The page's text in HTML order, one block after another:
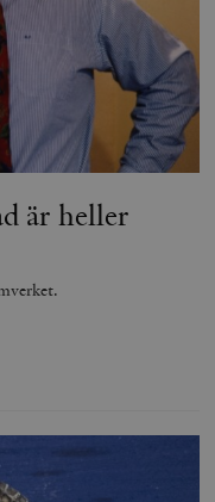
är heller